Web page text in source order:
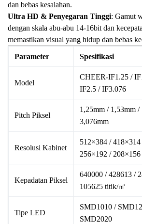
dan bebas kesalahan.
Ultra HD & Penyegaran Tinggi: Gamut
dengan skala abu-abu 14-16bit dan
memastikan visual yang hidup dan bebas
Parameter Spesifikasi
Model
CHEER-IF1.25 /
IF2.5 / IF3.076
Pitch Piksel
1,25mm / 1,53mm
3,076mm
Resolusi Kabinet
512×384 /
256×192 /
Kepadatan Piksel
640000 / 428613 /
105625 titik/㎡
Tipe LED
SMD1010 /
SMD2020